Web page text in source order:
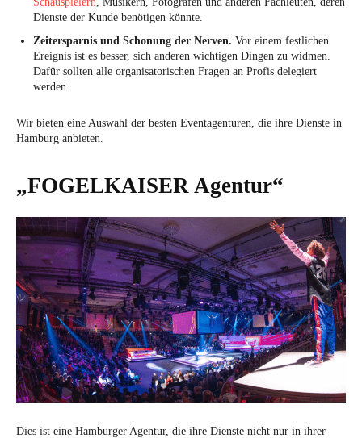
Dienste der Kunde benötigen könnte.
Zeitersparnis und Schonung der Nerven. Vor einem festlichen
Ereignis ist es besser, sich anderen wichtigen Dingen zu widmen.
Dafür sollten alle organisatorischen Fragen an Profis delegiert
werden.
Wir bieten eine Auswahl der besten Eventagenturen, die ihre Dienste in
Hamburg anbieten.
„FOGELKAISER Agentur“
Dies ist eine Hamburger Agentur, die ihre Dienste nicht nur in ihrer